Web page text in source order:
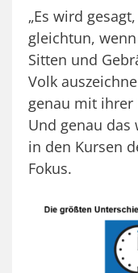
„Es wird
gleichtun,
Sitten und
Volk
genau mit ihrer
Und genau das
in den Kursen
Fokus.